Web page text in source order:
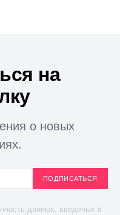
на
о новых
ПОДПИСАТЬСЯ
данных, введеных в